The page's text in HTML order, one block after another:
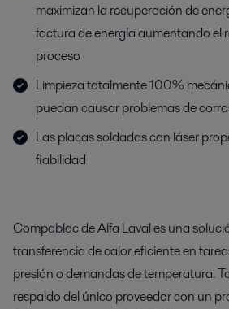
maximizan la recuperación de
factura de energía aumentando el
proceso
Limpieza totalmente 100%
puedan causar problemas de
Las placas soldadas con láser
fiabilidad
Compabloc de Alfa Laval es una
transferencia de calor eficiente en
presión o demandas de temperatura.
respaldo del único proveedor con un